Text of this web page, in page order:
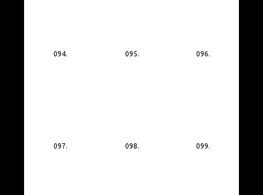
094. 095. 096.
097. 098. 099.